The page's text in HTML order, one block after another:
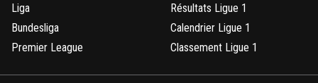
Liga
Bundesliga
Premier League
Résultats Ligue 1
Calendrier Ligue 1
Classement Ligue 1